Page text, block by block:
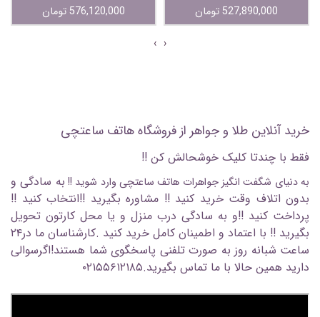
527,890,000 تومان
576,120,000 تومان
‹
›
خرید آنلاین طلا و جواهر از فروشگاه هاتف ساعتچی
فقط با چندتا کلیک خوشحالش کن !!
به دنیای شگفت انگیز جواهرات هاتف ساعتچی وارد شوید !! به سادگی و
بدون اتلاف وقت خرید کنید !! مشاوره بگیرید !!انتخاب کنید !!
پرداخت کنید !!و به سادگی درب منزل و یا محل کارتون تحویل
بگیرید !! با اعتماد و اطمینان کامل خرید کنید .کارشناسان ما در۲۴
ساعت شبانه روز به صورت تلفنی پاسخگوی شما هستند!اگرسوالی
دارید همین حالا با ما تماس بگیرید.۰۲۱۵۵۶۱۲۱۸۵